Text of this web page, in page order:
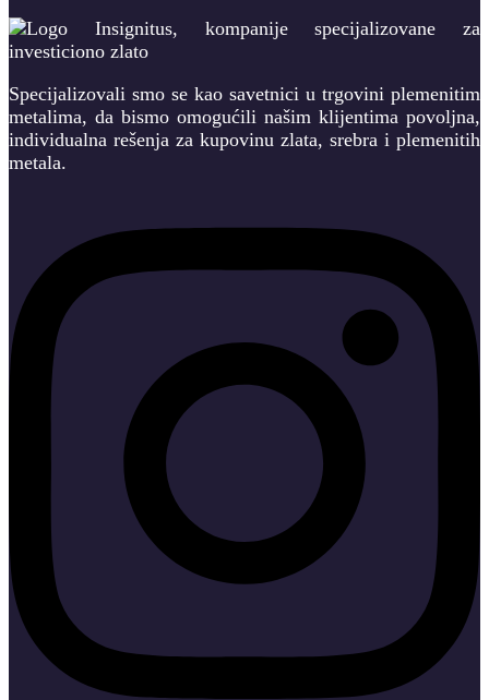
Specijalizovali smo se kao savetnici u trgovini plemenitim
metalima, da bismo omogućili našim klijentima povoljna,
individualna rešenja za kupovinu zlata, srebra i plemenitih
metala.